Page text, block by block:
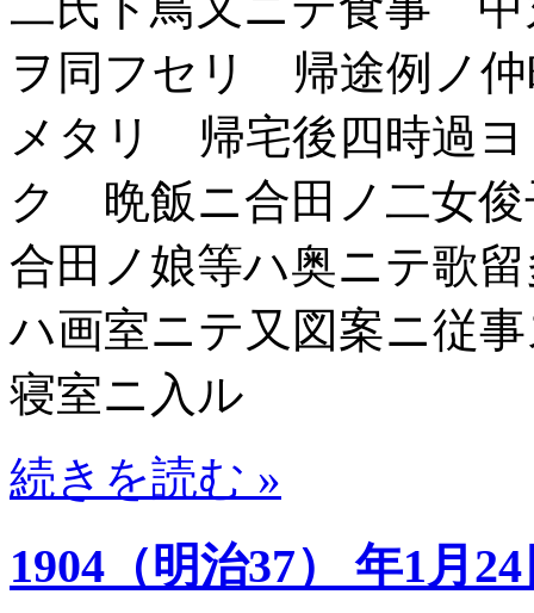
ヲ同フセリ 帰途例ノ仲
メタリ 帰宅後四時過ヨ
ク 晩飯ニ合田ノ二女
合田ノ娘等ハ奥ニテ歌
ハ画室ニテ又図案ニ従
寝室ニ入ル
続きを読む »
1904（明治37） 年1月